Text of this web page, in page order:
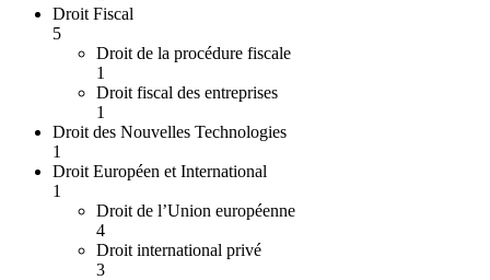
Droit Fiscal
5
Droit de la procédure fiscale
1
Droit fiscal des entreprises
1
Droit des Nouvelles Technologies
1
Droit Européen et International
1
Droit de l’Union européenne
4
Droit international privé
3